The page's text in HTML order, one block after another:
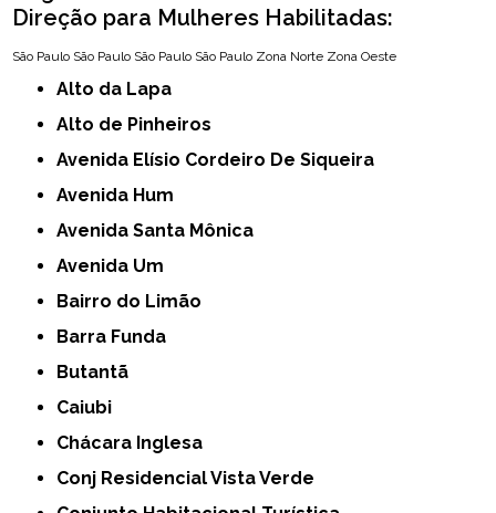
Direção para Mulheres Habilitadas:
São Paulo São Paulo São Paulo São Paulo Zona Norte Zona Oeste
Alto da Lapa
Alto de Pinheiros
Avenida Elísio Cordeiro De Siqueira
Avenida Hum
Avenida Santa Mônica
Avenida Um
Bairro do Limão
Barra Funda
Butantã
Caiubi
Chácara Inglesa
Conj Residencial Vista Verde